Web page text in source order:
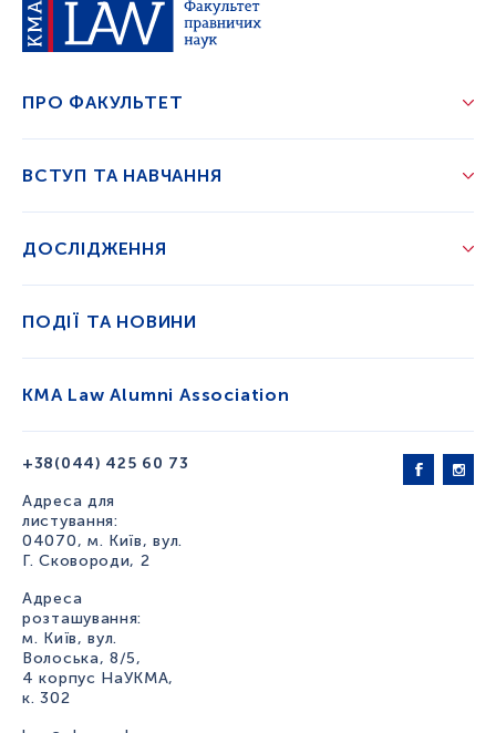
+38(044) 425 60 73
Адреса для
листування:
04070, м. Київ, вул.
Г. Сковороди, 2
Адреса
розташування:
м. Київ, вул.
Волоська, 8/5,
4 корпус НаУКМА,
к. 302
ПРО ФАКУЛЬТЕТ
ВСТУП ТА НАВЧАННЯ
ДОСЛІДЖЕННЯ
ПОДІЇ ТА НОВИНИ
KMA Law Alumni Association